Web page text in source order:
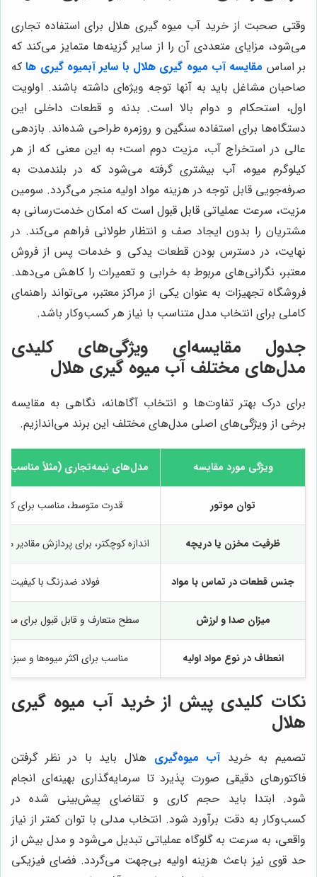
وقتی صحبت از خرید آب میوه گیری هلال برای استفاده تجاری
می‌شود، مزایای متعددی آن را از سایر گزینه‌ها متمایز می‌کند که
بر اساس مقایسه آب میوه گیری هلال با سایر آبمیوه گیری ها که
صاحبان مشاغل باید به آنها توجه ویژه‌ای داشته باشند. اولویت
اول، استحکام و دوام بالا است. بدنه و قطعات داخلی این
دستگاه‌ها برای استفاده سنگین و روزمره طراحی شده‌اند. بازدهی
عالی در استخراج آب، مزیت دوم است؛ به این معنی که از هر
کیلوگرم میوه، آب بیشتری گرفته می‌شود که در بلندمدت به
صرفه‌جویی قابل توجه در هزینه مواد اولیه منجر می‌گردد. سومین
مزیت، سرعت عملیاتی قابل قبول است که امکان خدمت‌رسانی به
مشتریان را بدون ایجاد صف و انتظار طولانی فراهم می‌کند. در
نهایت، در دسترس بودن قطعات یدکی و خدمات پس از فروش
معتبر، نگرانی‌های مربوط به خرابی و تعمیرات را کاهش می‌دهد.
فروشگاه تجهیزات به عنوان یکی از مراکز معتبر، می‌تواند راهنمای
کاملی برای انتخاب مدل متناسب با نیاز هر کسب‌وکار باشد.
جدول مقایسه‌ای ویژگی‌های کلیدی
مدل‌های مختلف آب میوه گیری هلال
برای درک بهتر تفاوت‌ها و انتخاب آگاهانه، نگاهی به مقایسه
برخی از ویژگی‌های اصلی مدل‌های مختلف این برند می‌اندازیم.
ویژگی مورد مقایسه مدل‌های نیمه‌تجاری (مثلاً مناسب
توان موتور قدرت متوسط، مناسب برای
ظرفیت مخزن یا دریچه اندازه کوچکتر، برای پردازش مقادیر
جنس قطعات در تماس با مواد فولاد ضدزنگ با کیفیت
میزان صدا و لرزش سطح متعارف و قابل قبول برای
انعطاف در نوع مواد اولیه مناسب برای اکثر میوه‌ها و
نکات کلیدی پیش از خرید آب میوه گیری
هلال
تصمیم به خرید آب میوه‌گیری هلال باید با در نظر گرفتن
فاکتورهای دقیقی صورت پذیرد تا سرمایه‌گذاری بهینه‌ای انجام
شود. ابتدا باید حجم کاری و تقاضای پیش‌بینی شده در
کسب‌وکار به دقت برآورد شود. انتخاب مدلی با توان کمتر از نیاز
واقعی، به سرعت به گلوگاه عملیاتی تبدیل می‌شود و مدل بیش از
حد قوی نیز باعث هزینه اولیه بی‌جهت می‌گردد. فضای فیزیکی